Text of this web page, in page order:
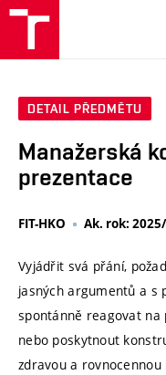
DETAIL PŘEDMĚTU
Manažerská
prezentace
FIT-HKO Ak. rok:
Vyjádřit svá přání,
jasných argumentů a s
spontánně reagovat na
nebo poskytnout
zdravou a